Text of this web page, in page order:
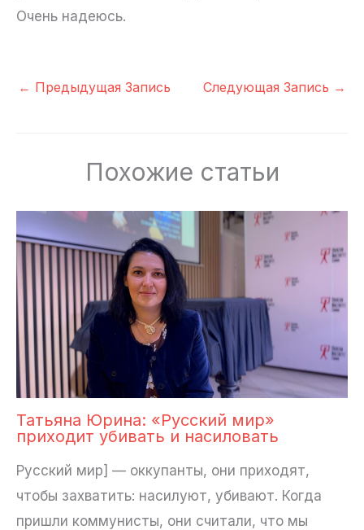
Очень надеюсь.
← Предыдущая Запись Следующая Запись →
Похожие статьи
Татьяна Юрина: «Русский мир»
приходит убивать и насиловать
Русский мир] — оккупанты, они приходят,
чтобы захватить: насилуют, убивают. Когда
пришли коммунисты, они считали, что мы